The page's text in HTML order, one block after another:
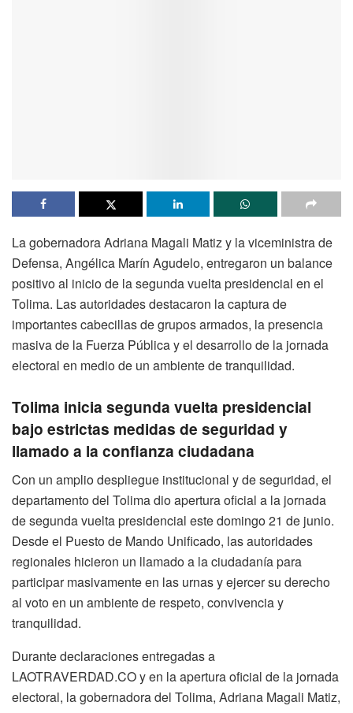
La gobernadora Adriana Magali Matiz y la viceministra de
Defensa, Angélica Marín Agudelo, entregaron un balance
positivo al inicio de la segunda vuelta presidencial en el
Tolima. Las autoridades destacaron la captura de
importantes cabecillas de grupos armados, la presencia
masiva de la Fuerza Pública y el desarrollo de la jornada
electoral en medio de un ambiente de tranquilidad.
Tolima inicia segunda vuelta presidencial
bajo estrictas medidas de seguridad y
llamado a la confianza ciudadana
Con un amplio despliegue institucional y de seguridad, el
departamento del Tolima dio apertura oficial a la jornada
de segunda vuelta presidencial este domingo 21 de junio.
Desde el Puesto de Mando Unificado, las autoridades
regionales hicieron un llamado a la ciudadanía para
participar masivamente en las urnas y ejercer su derecho
al voto en un ambiente de respeto, convivencia y
tranquilidad.
Durante declaraciones entregadas a
LAOTRAVERDAD.CO y en la apertura oficial de la jornada
electoral, la gobernadora del Tolima, Adriana Magali Matiz,